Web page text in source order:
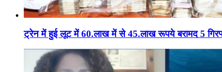
ट्रेन में हुई लूट में 60.लाख में से 45.लाख रूपये बरामद 5